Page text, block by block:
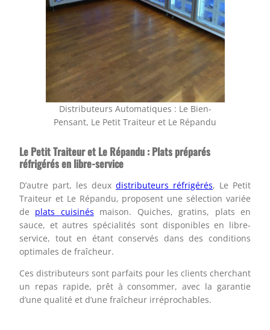
Distributeurs Automatiques : Le Bien-
Pensant, Le Petit Traiteur et Le Répandu
Le Petit Traiteur et Le Répandu : Plats préparés
réfrigérés en libre-service
D’autre part, les deux distributeurs réfrigérés, Le Petit
Traiteur et Le Répandu, proposent une sélection variée
de plats cuisinés maison. Quiches, gratins, plats en
sauce, et autres spécialités sont disponibles en libre-
service, tout en étant conservés dans des conditions
optimales de fraîcheur.
Ces distributeurs sont parfaits pour les clients cherchant
un repas rapide, prêt à consommer, avec la garantie
d’une qualité et d’une fraîcheur irréprochables.